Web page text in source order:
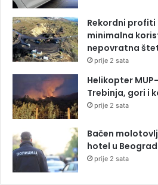
Rekordni
minimalna
nepovratna
prije 2 sata
Helikopter
Trebinja, gori i
prije 2 sata
Bačen
hotel u
prije 2 sata